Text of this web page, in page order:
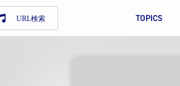
URL検索 TOPICS